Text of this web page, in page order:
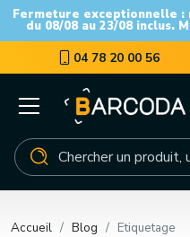
Fermeture exceptionnelle
du 08/08 au 23/08 inclus.
04 78 20 00 56
Accueil Blog Etiquetage